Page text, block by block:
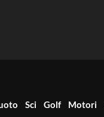
Sci Golf Motori